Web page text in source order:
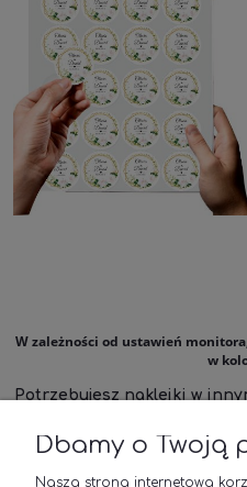
W zależności od ustawień
w
Potrzebujesz naklejki w
Dbamy o Twoją
Nasza strona internetowa